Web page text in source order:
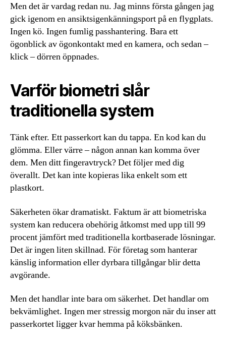
Men det är vardag redan nu. Jag minns första gången jag
gick igenom en ansiktsigenkänningsport på en flygplats.
Ingen kö. Ingen fumlig passhantering. Bara ett
ögonblick av ögonkontakt med en kamera, och sedan –
klick – dörren öppnades.
Varför biometri slår
traditionella system
Tänk efter. Ett passerkort kan du tappa. En kod kan du
glömma. Eller värre – någon annan kan komma över
dem. Men ditt fingeravtryck? Det följer med dig
överallt. Det kan inte kopieras lika enkelt som ett
plastkort.
Säkerheten ökar dramatiskt. Faktum är att biometriska
system kan reducera obehörig åtkomst med upp till 99
procent jämfört med traditionella kortbaserade lösningar.
Det är ingen liten skillnad. För företag som hanterar
känslig information eller dyrbara tillgångar blir detta
avgörande.
Men det handlar inte bara om säkerhet. Det handlar om
bekvämlighet. Ingen mer stressig morgon när du inser att
passerkortet ligger kvar hemma på köksbänken.